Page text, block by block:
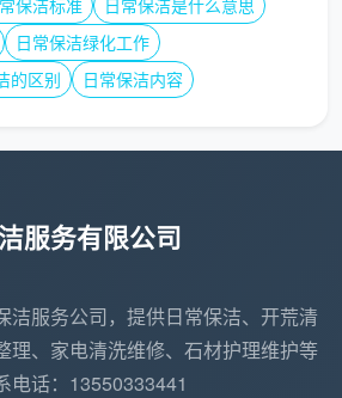
子开荒”所消耗。
安洁保洁，获取专属的开荒方案与
第一天开始，就干净得发光。
保洁标准
日常保洁是什么意思
日常保洁绿化工作
的区别
日常保洁内容
服务有限公司
洁服务公司，提供日常保洁、开荒清
理、家电清洗维修、石材护理维护等
电话：13550333441